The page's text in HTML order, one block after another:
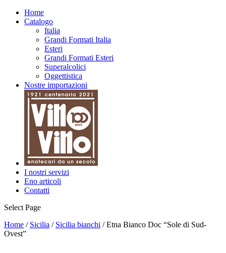
Home
Catalogo
Italia
Grandi Formati Italia
Esteri
Grandi Formati Esteri
Superalcolici
Oggettistica
Nostre importazioni
I nostri servizi
Eno articoli
Contatti
Select Page
Home / Sicilia / Sicilia bianchi / Etna Bianco Doc “Sole di Sud-
Ovest”